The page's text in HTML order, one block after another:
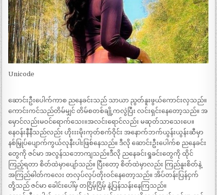
Unicode
ဆောင်းဦးပေါက်ကာစ ညနေခင်းသည် သာယာ ညွတ်နူးဖွယ်ကောင်းလှသည်။
ကောင်းကင်သည်တိမ်မျှင် တိမ်စတစ်ချို့ကလွဲပြီး လင်းရှင်းနေတော့သည်။ အ
မှောင်လည်းမဝင်ရောက်သေး။အလင်းရောင်လည်း မဆုတ်သာသေးပေ။
နေဝန်းနီနီသည်လည်း ဟိုးးးမိုးကုတ်စက်ဝိုင်း အနောက်ဘက်ယွန်းယွန်းဆီမှာ
နစ်မြှုပ်ပျောက်ကွယ်လုနီးပါးဖြစ်နေသည်။ ဒီလို ဆောင်းဦးပေါက်စ ညနေခင်း
တွေကို ဇင်မာ အလွန်သဘောကျသည်။ဒီလို ညနေခင်းရှုခင်းတွေကို ထိုင်
ကြည့်ရတာ စိတ်ထဲမှာပျော်သည်။ ပြီးတော့ စိတ်ထဲမှာလည်း ကြည်နူးစိတ်နဲ့
အကြည်ဓါတ်ကလေး တလှပ်လှပ်တိုးဝင်နေတော့သည်။ အိပ်တန်းပြန်ငှက်
တို့သည် ဇင်မာ ခေါင်းပေါ်မှ တငြိမ့်ငြိမ့် နဲ့ပြန်သန်းနေကြသည်။